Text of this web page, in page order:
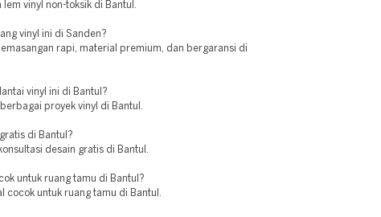
lem vinyl non-toksik di Bantul.
vinyl ini di Sanden?
rapi, material premium, dan bergaransi di
vinyl ini di Bantul?
proyek vinyl di Bantul.
di Bantul?
desain gratis di Bantul.
untuk ruang tamu di Bantul?
cocok untuk ruang tamu di Bantul.